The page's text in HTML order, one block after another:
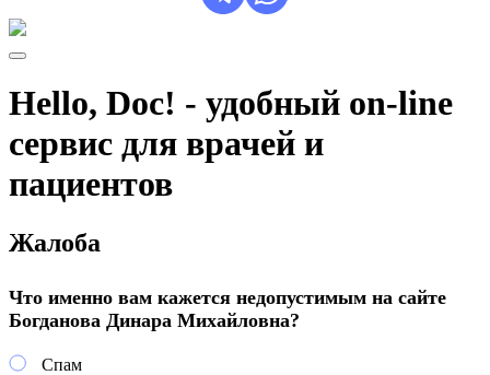
Hello, Doc! - удобный on-line
сервис для врачей и
пациентов
Жалоба
Что именно вам кажется недопустимым на сайте
Богданова Динара Михайловна?
Спам